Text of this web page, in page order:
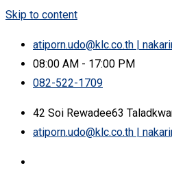
Skip to content
atiporn.udo@klc.co.th |
08:00 AM - 17:00 PM
082-522-1709
42 Soi Rewadee63
atiporn.udo@klc.co.th |